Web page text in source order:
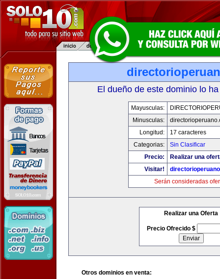
El dueño de este dominio lo
Mayusculas:
Minusculas:
Longitud:
17 caracteres
Categorias:
Sin Clasificar
Precio:
Realizar una
Visitar!
Serán consideradas
Realizar una Oferta
Precio Ofrecido $
Otros dominios en venta: